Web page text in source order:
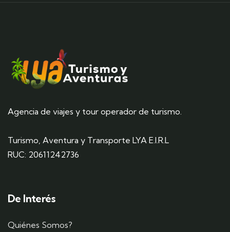
Agencia de viajes y tour operador de turismo.
Turismo, Aventura y Transporte LYA E.I.R.L
RUC: 20611242736
De Interés
Quiénes Somos?